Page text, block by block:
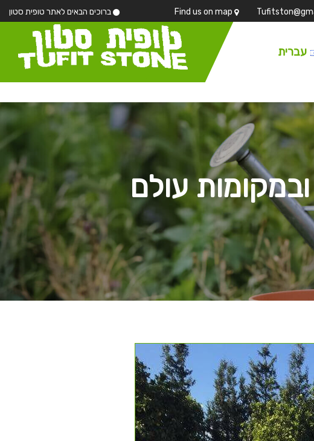
ברוכים הבאים לאתר טופית סטון
עברית
עולם